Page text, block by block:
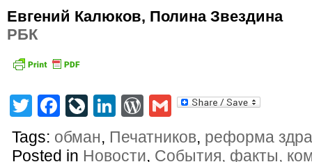
Евгений Калюков, Полина Звездина
РБК
TwitterFacebook
LiveJournal
LinkedIn
WordPress
Gmail
Tags: обман, Печатников, реформа
Posted in Новости, События, факты,